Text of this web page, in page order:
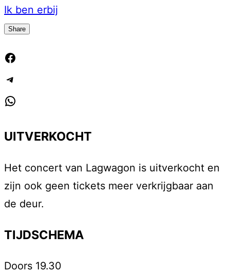
Ik ben erbij
Share
UITVERKOCHT
Het concert van Lagwagon is uitverkocht en
zijn ook geen tickets meer verkrijgbaar aan
de deur.
TIJDSCHEMA
Doors 19.30